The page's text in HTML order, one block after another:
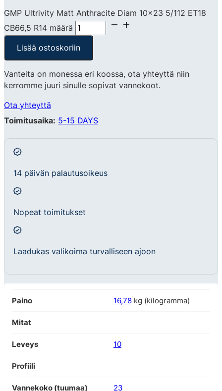
GMP Ultrivity Matt Anthracite Diam 10x23 5/112 ET18
CB66,5 R14 määrä
Lisää ostoskoriin
Vanteita on monessa eri koossa, ota yhteyttä niin
kerromme juuri sinulle sopivat vannekoot.
Ota yhteyttä
Toimitusaika: 5-15 DAYS
14 päivän palautusoikeus
Nopeat toimitukset
Laadukas valikoima turvalliseen ajoon
Paino 16,78 kg (kilogramma)
Mitat
Leveys 10
Profiili
Vannekoko (tuumaa) 23